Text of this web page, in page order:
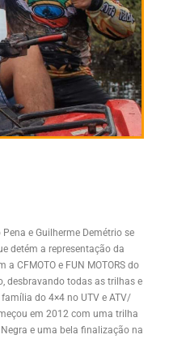
e Guilherme Demétrio se
detém a representação da
a CFMOTO e FUN MOTORS do
desbravando todas as trilhas e
do 4×4 no UTV e ATV/
em 2012 com uma trilha
e uma bela finalização na